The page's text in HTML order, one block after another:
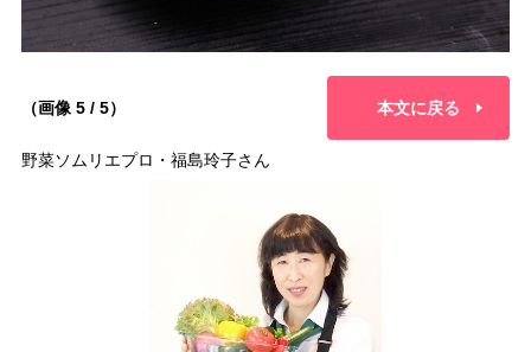
（画像 5 / 5） 本文に戻る
野菜ソムリエプロ・福島玲子さん